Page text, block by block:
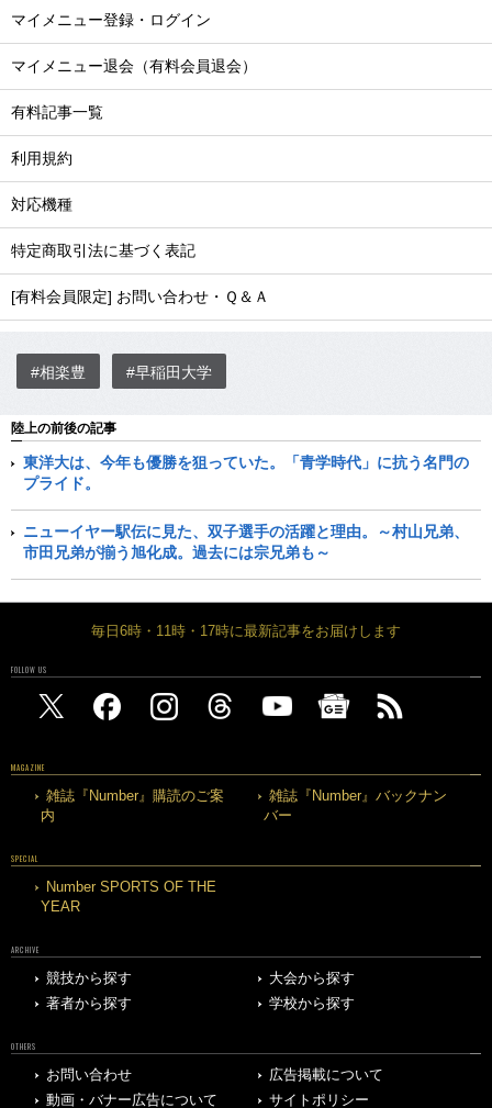
マイメニュー登録・ログイン
マイメニュー退会（有料会員退会）
有料記事一覧
利用規約
対応機種
特定商取引法に基づく表記
[有料会員限定] お問い合わせ・Ｑ＆Ａ
#相楽豊 #早稲田大学
陸上の前後の記事
東洋大は、今年も優勝を狙っていた。「青学時代」に抗う名門の
プライド。
ニューイヤー駅伝に見た、双子選手の活躍と理由。～村山兄弟、
市田兄弟が揃う旭化成。過去には宗兄弟も～
毎日6時・11時・17時に最新記事をお届けします
FOLLOW US
MAGAZINE
雑誌『Number』購読のご案
内
雑誌『Number』バックナン
バー
SPECIAL
Number SPORTS OF THE
YEAR
ARCHIVE
競技から探す
大会から探す
著者から探す
学校から探す
OTHERS
お問い合わせ
広告掲載について
動画・バナー広告について
サイトポリシー